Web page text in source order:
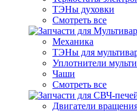
ТЭНы духовки
Смотреть все
Механика
ТЭНы для
Уплотнители
Чаши
Смотреть все
Двигатели